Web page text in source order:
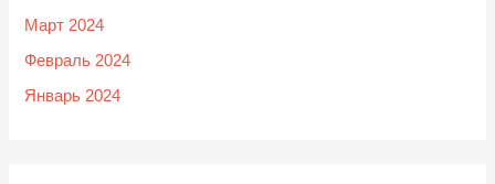
Март 2024
Февраль 2024
Январь 2024